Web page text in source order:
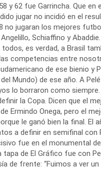
y 62 fue Garrincha. Que en
jugar no incidió en el
no jugaran los mejores
Schiaffino y
todos, es verdad, a Brasil
competencias entre
de ese bienio y
Mundo) de ese año. A
lo borraron como
la Copa. Dicen que el
Ermindo Onega, pero el
le ganó bien la final. El
a definir en semifinal con
fue en el monumental
tapa de El Gráfico fue con
de frente: “Fuimos a ver un